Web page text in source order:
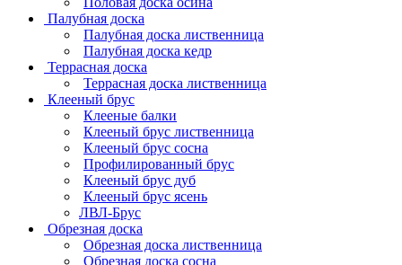
Палубная доска
Палубная доска лиственница
Палубная доска кедр
Террасная доска
Террасная доска лиственница
Клееный брус
Клееные балки
Клееный брус лиственница
Клееный брус сосна
Профилированный брус
Клееный брус дуб
Клееный брус ясень
ЛВЛ-Брус
Обрезная доска
Обрезная доска лиственница
Обрезная доска сосна